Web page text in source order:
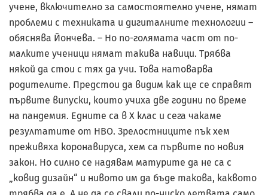
учене, включително за самостоятелно учене, нямат
проблеми с техниката и дигиталните технологии –
обяснява Йончева. – Но по-голямата част от по-
малките ученици нямат такива навици. Трябва
някой да стои с тях да учи. Това натоварва
родителите. Предстои да видим как ще се справят
първите випуски, които учиха две години по време
на пандемия. Едните са в Х клас и сега чакаме
резултатите от НВО. Зрелостниците пък хем
преживяха коронавируса, хем са първите по новия
закон. Но силно се надявам матурите да не са с
„ковид дизайн“ и нивото им да бъде такова, каквото